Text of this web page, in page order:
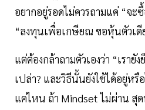
อยากอยู่รอดไม่ควรถามแค่ “จ
“ลงทุนเพื่อเกษียณ ขอหุ้นตัวเดี
แต่ต้องกล้าถามตัวเองว่า “เรา
เปล่า? และวิธีนั้นยังใช้ได้อยู่หรื
แค่ไหน ถ้า Mindset ไม่ผ่าน สุด